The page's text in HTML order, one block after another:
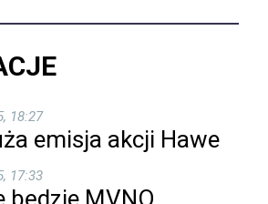
18:27
emisja akcji Hawe
17:33